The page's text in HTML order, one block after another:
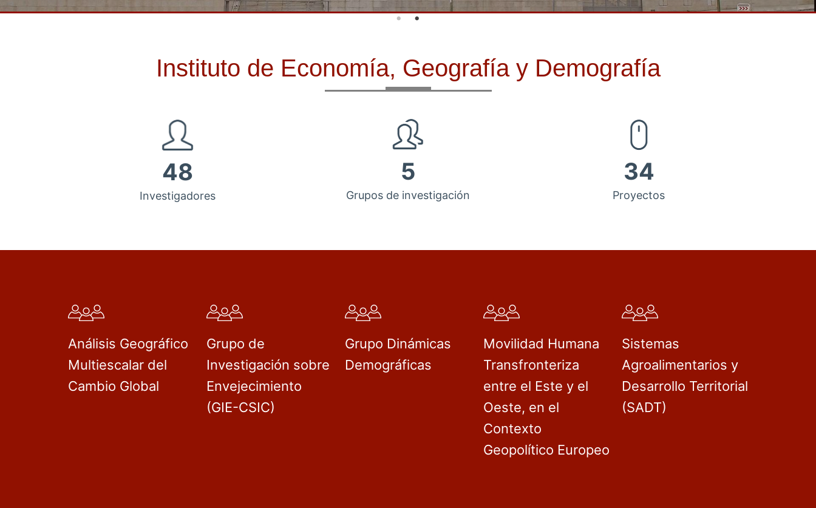
Instituto de Economía, Geografía y Demografía
48
Investigadores
5
Grupos de investigación
34
Proyectos
Análisis Geográfico
Multiescalar del
Cambio Global
Grupo de
Investigación sobre
Envejecimiento
(GIE-CSIC)
Grupo Dinámicas
Demográficas
Movilidad Humana
Transfronteriza
entre el Este y el
Oeste, en el
Contexto
Geopolítico Europeo
Sistemas
Agroalimentarios y
Desarrollo Territorial
(SADT)